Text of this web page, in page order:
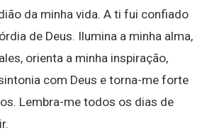
da minha vida. A ti fui confiado
de Deus. Ilumina a minha alma,
orienta a minha inspiração,
com Deus e torna-me forte
Lembra-me todos os dias de